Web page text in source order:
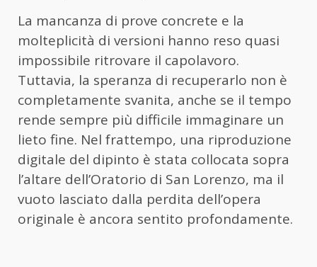
La mancanza di prove concrete e la
molteplicità di versioni hanno reso quasi
impossibile ritrovare il capolavoro.
Tuttavia, la speranza di recuperarlo non è
completamente svanita, anche se il tempo
rende sempre più difficile immaginare un
lieto fine. Nel frattempo, una riproduzione
digitale del dipinto è stata collocata sopra
l’altare dell’Oratorio di San Lorenzo, ma il
vuoto lasciato dalla perdita dell’opera
originale è ancora sentito profondamente.